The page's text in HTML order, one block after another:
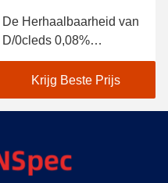
De Herhaalbaarheid van
D/0cleds 0,08%
Benchtop-
voor Kleurenmeting
Krijg Beste Prijs